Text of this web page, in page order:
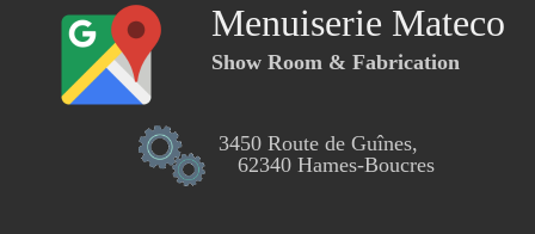
Menuiserie Mateco
Show Room & Fabrication
3450 Route de Guînes,
62340 Hames-Boucres